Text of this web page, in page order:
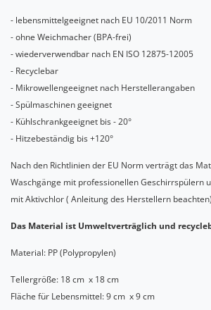
- lebensmittelgeeignet nach EU 10/2011 Norm
- ohne Weichmacher (BPA-frei)
- wiederverwendbar nach EN ISO 12875-12005
- Recyclebar
- Mikrowellengeeignet nach Herstellerangaben
- Spülmaschinen geeignet
- Kühlschrankgeeignet bis - 20°
- Hitzebeständig bis +120°
Nach den Richtlinien der EU Norm verträgt das
Waschgänge mit professionellen Geschirrspülern
mit Aktivchlor ( Anleitung des Herstellern beachten)
Das Material ist Umweltverträglich und
Material: PP (Polypropylen)
Tellergröße: 18 cm x 18 cm
Fläche für Lebensmittel: 9 cm x 9 cm